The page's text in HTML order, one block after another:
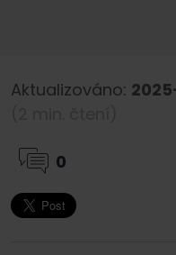
Aktualizováno:
0